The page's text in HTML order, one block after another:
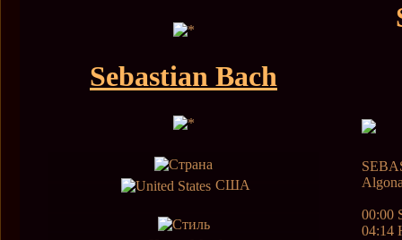
Sebastian Bach
США
00:00
04:14